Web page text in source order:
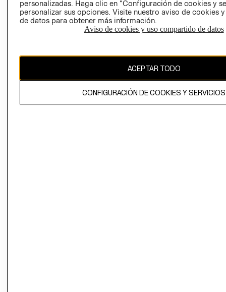
Colombia ($)
CAMBIAR REGIÓN
El contenido de esta página web está protegido por copyright y es
personalizadas. Haga clic en “Configuración de cookies y
personalizar sus opciones. Visite nuestro aviso de cookies
de datos para obtener más información.
Aviso de cookies y uso compartido de datos
ACEPTAR TODO
CONFIGURACIÓN DE COOKIES Y SERVICIOS